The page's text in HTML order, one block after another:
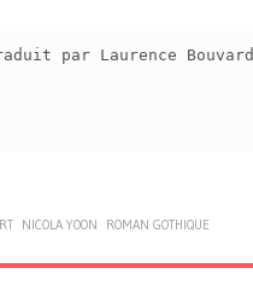
par Laurence Bouvard
NICOLA YOON ROMAN GOTHIQUE